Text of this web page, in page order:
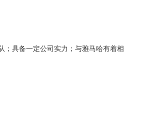
；具备一定公司实力；与雅马哈有着相